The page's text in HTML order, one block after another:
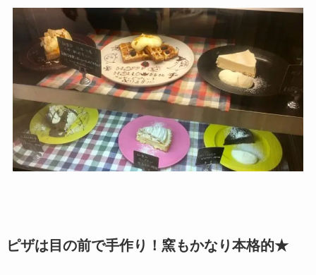
ピザは目の前で手作り！窯もかなり本格的★